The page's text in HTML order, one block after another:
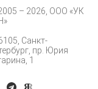
– 2026, ООО «УК
Санкт-
пр. Юрия
1